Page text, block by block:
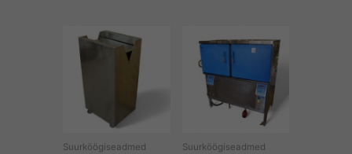
Suurköögiseadmed Suurköögiseadmed